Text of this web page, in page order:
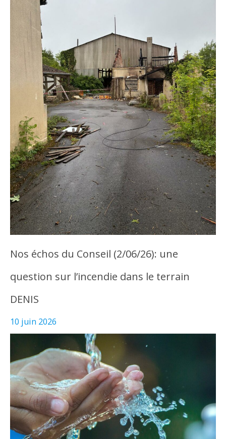
Nos échos du Conseil (2/06/26): une
question sur l’incendie dans le terrain
DENIS
10 juin 2026